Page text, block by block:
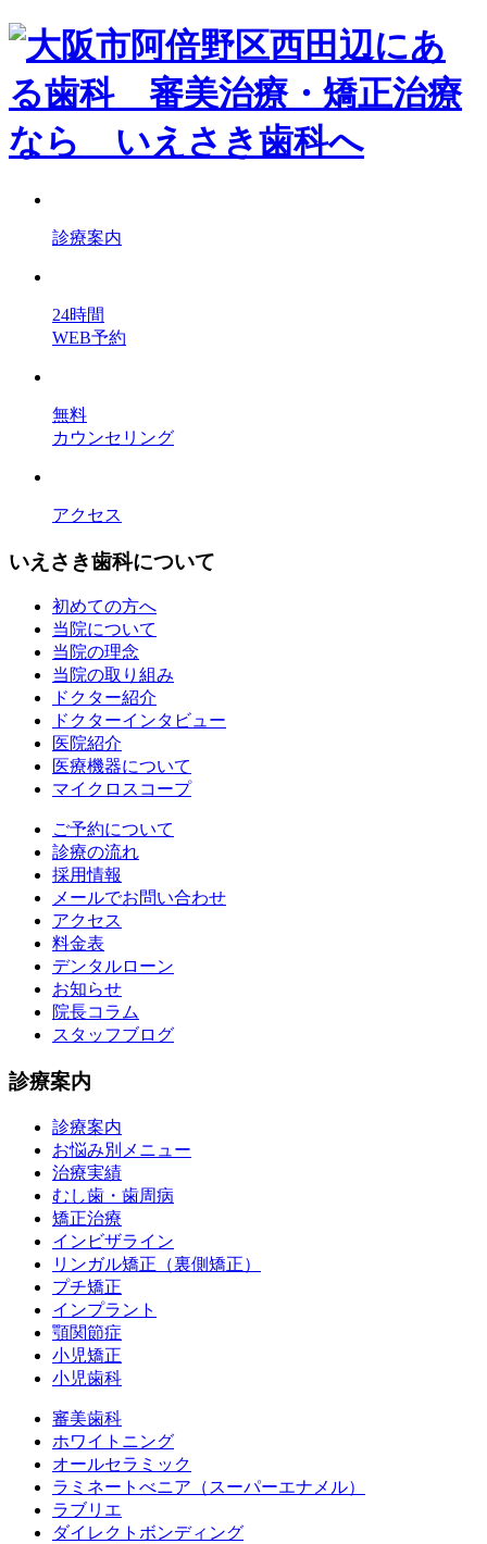
診療案内
24時間
WEB予約
無料
カウンセリング
アクセス
いえさき歯科について
初めての方へ
当院について
当院の理念
当院の取り組み
ドクター紹介
ドクターインタビュー
医院紹介
医療機器について
マイクロスコープ
ご予約について
診療の流れ
採用情報
メールでお問い合わせ
アクセス
料金表
デンタルローン
お知らせ
院長コラム
スタッフブログ
診療案内
診療案内
お悩み別メニュー
治療実績
むし歯・歯周病
矯正治療
インビザライン
リンガル矯正（裏側矯正）
プチ矯正
インプラント
顎関節症
小児矯正
小児歯科
審美歯科
ホワイトニング
オールセラミック
ラミネートべニア （スーパーエナメル）
ラブリエ
ダイレクトボンディング